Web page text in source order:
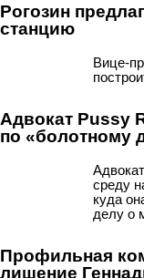
Рогозин
станцию
Вице-
Адвокат Pussy
по «болотному
среду
куда
делу о
Профильная
лишение